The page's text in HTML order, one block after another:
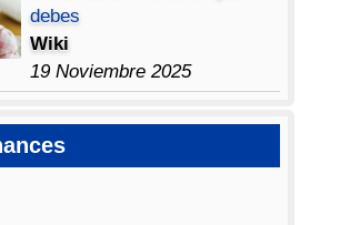
debes
Wiki
19 Noviembre 2025